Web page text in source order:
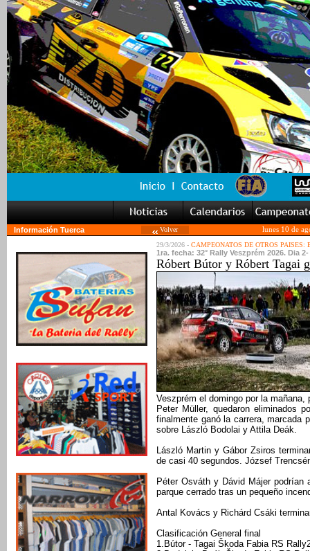
Información Tuerca Volver
lunes 10 de
29/3/2026 - CAMPEONATOS DE OTROS PAISES:
1ra. fecha: 32° Rally Veszprém 2026. Dia
Róbert Bútor y Róbert Tagai
Veszprém el domingo por la
Peter Müller, quedaron eliminados
finalmente ganó la carrera, marcada
sobre László Bodolai y Attila Deák.
László Martin y Gábor Zsiros
de casi 40 segundos. József
Péter Osváth y Dávid Májer podrían
parque cerrado tras un pequeño
Antal Kovács y Richárd Csáki
Clasificación General final
1.Bútor - Tagai Škoda Fabia RS